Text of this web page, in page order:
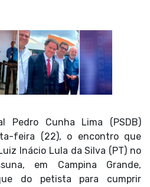
Pedro Cunha Lima (PSDB)
feira (22), o encontro que
Inácio Lula da Silva (PT) no
em Campina Grande,
do petista para cumprir